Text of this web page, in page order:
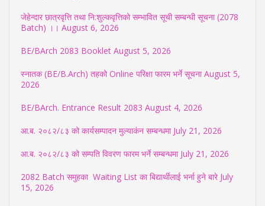
जेहेन्दार छात्रवृत्ति तथा नि:शुल्कवृत्तिको सम्भावित सूची सम्बन्धी सूचना (2078
Batch) ।। August 6, 2026
BE/BArch 2083 Booklet August 5, 2026
स्नातक (BE/B.Arch) तहको Online परिक्षा फारम भर्ने सूचना August 5,
2026
BE/BArch. Entrance Result 2083 August 4, 2026
आ.ब. २०८२/८३ को कार्यसम्पादन मुल्याकंन सम्बन्धमा July 21, 2026
आ.ब. २०८२/८३ को सम्पति विवरण फारम भर्ने सम्बन्धमा July 21, 2026
2082 Batch समुहका Waiting List का बिद्यार्थीलाई भर्ना हुने बारे July
15, 2026